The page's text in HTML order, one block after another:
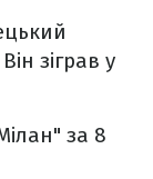
зіграв у
за 8